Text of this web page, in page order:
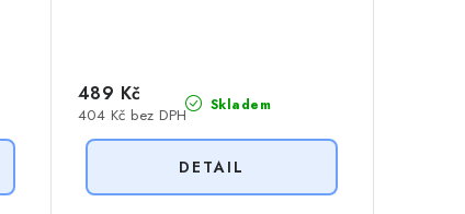
Skladem
404 Kč bez DPH
489 Kč